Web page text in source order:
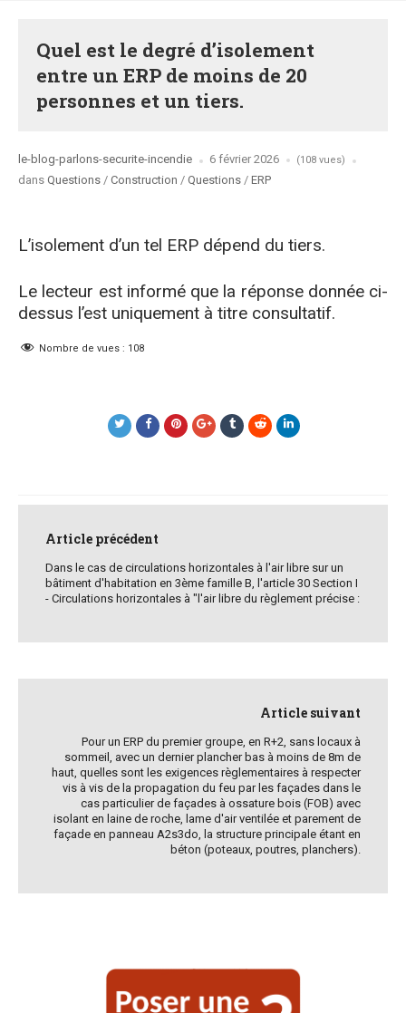
Quel est le degré d’isolement
entre un ERP de moins de 20
personnes et un tiers.
Posted
by
le-blog-parlons-securite-incendie 6 février 2026 (108 vues)
dans Posted
Questions / Construction / Questions / ERP
L’isolement d’un tel ERP dépend du tiers.
Le lecteur est informé que la réponse donnée ci-
dessus l’est uniquement à titre consultatif.
Nombre de vues : 108
navigation
Article précédent
Dans le cas de circulations horizontales à l'air libre sur un
bâtiment d'habitation en 3ème famille B, l'article 30 Section I
- Circulations horizontales à "l'air libre du règlement précise :
Article suivant
Pour un ERP du premier groupe, en R+2, sans locaux à
sommeil, avec un dernier plancher bas à moins de 8m de
haut, quelles sont les exigences règlementaires à respecter
vis à vis de la propagation du feu par les façades dans le
cas particulier de façades à ossature bois (FOB) avec
isolant en laine de roche, lame d'air ventilée et parement de
façade en panneau A2s3do, la structure principale étant en
béton (poteaux, poutres, planchers).